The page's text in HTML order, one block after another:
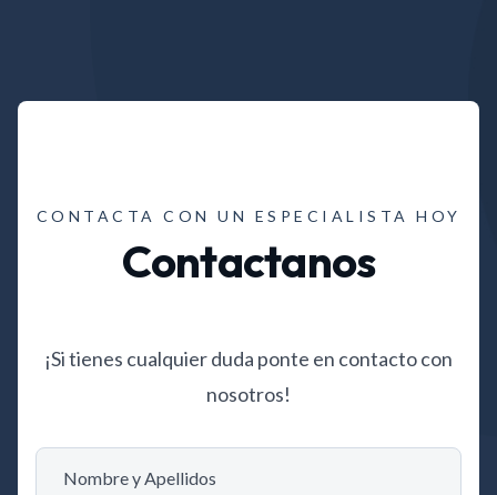
CONTACTA CON UN ESPECIALISTA HOY
Contactanos
¡Si tienes cualquier duda ponte en contacto con
nosotros!